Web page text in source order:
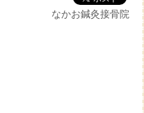
なかお鍼灸接骨院